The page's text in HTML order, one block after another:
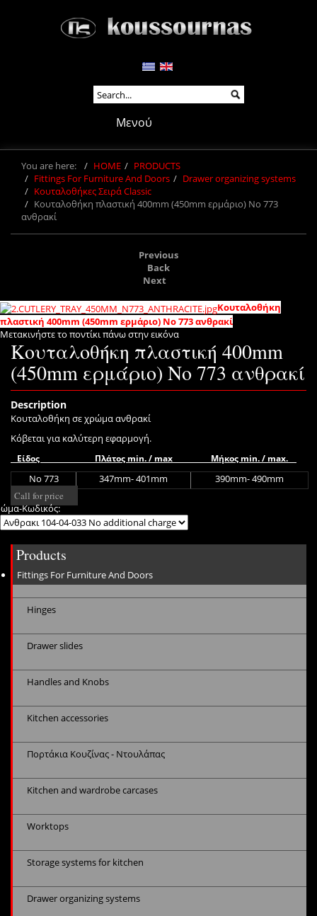
Μενού
You are here: HOME
PRODUCTS
Fittings For Furniture And Doors
Drawer organizing systems
Κουταλοθήκες Σειρά Classic
Kουταλοθήκη πλαστική 400mm (450mm ερμάριο) Νο 773
ανθρακί
Previous
Back
Next
Kουταλοθήκη
πλαστική 400mm (450mm ερμάριο) Νο 773 ανθρακί
Μετακινήστε το ποντίκι πάνω στην εικόνα
Kουταλοθήκη πλαστική 400mm
(450mm ερμάριο) Νο 773 ανθρακί
Description
Κουταλοθήκη σε χρώμα ανθρακί
Κόβεται για καλύτερη εφαρμογή.
Είδος Πλάτος min. / max Μήκος min. / max.
No 773 347mm- 401mm 390mm-490mm
Call for price
Κωδικός:
Products
Fittings For Furniture And Doors
Hinges
Drawer slides
Handles and Knobs
Kitchen accessories
Πορτάκια Κουζίνας - Ντουλάπας
Kitchen and wardrobe carcases
Worktops
Storage systems for kitchen
Drawer organizing systems